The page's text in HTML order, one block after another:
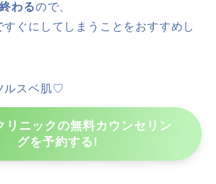
わるので、
ぐにしてしまうことをおすすめし
ルスベ肌♡
リニックの無料カウンセリン
グを予約する!